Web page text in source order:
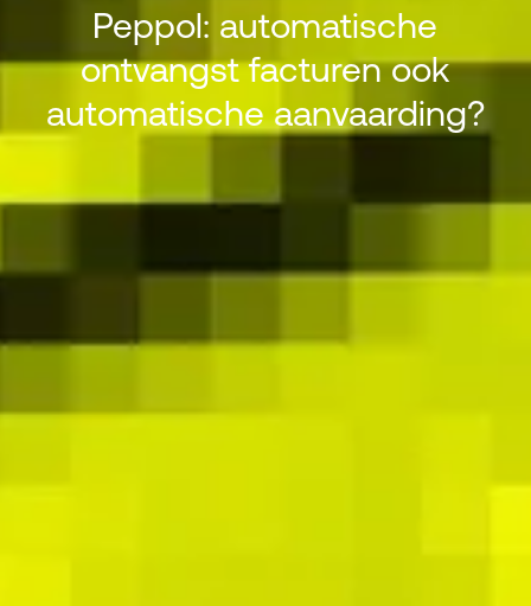
Peppol: automatische
ontvangst facturen ook
automatische aanvaarding?
Peppol: automatische